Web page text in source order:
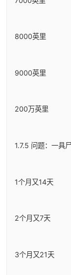
8000英里
9000英里
200万英里
1.7.5 问题：一具
1个月又14天
2个月又7天
3个月又21天